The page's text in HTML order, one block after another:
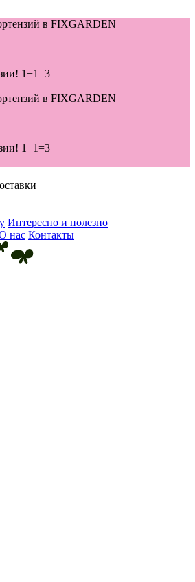
в FIXGARDEN
1+1=3
в FIXGARDEN
1+1=3
Интересно и полезно
нас Контакты